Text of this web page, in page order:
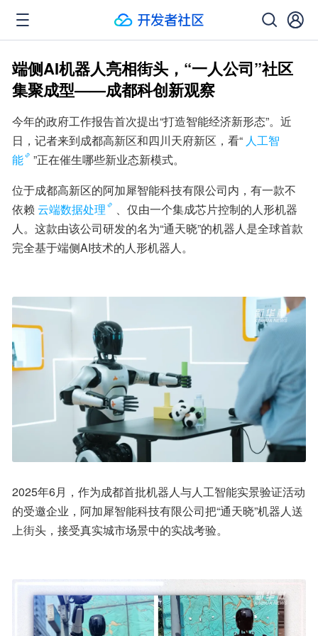
端侧AI机器人亮相街头，“一人公司”社区
集聚成型——成都科创新观察
今年的政府工作报告首次提出“打造智能经济新形态”。近
日，记者来到成都高新区和四川天府新区，看“ 人工智
能
”正在催生哪些新业态新模式。
位于成都高新区的阿加犀智能科技有限公司内，有一款不
依赖 云端数据处理
、仅由一个集成芯片控制的人形机器
人。这款由该公司研发的名为“通天晓”的机器人是全球首款
完全基于端侧AI技术的人形机器人。
2025年6月，作为成都首批机器人与人工智能实景验证活动
的受邀企业，阿加犀智能科技有限公司把“通天晓”机器人送
上街头，接受真实城市场景中的实战考验。